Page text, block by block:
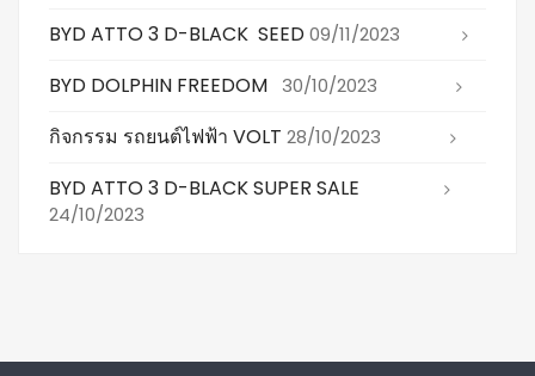
BYD ATTO 3 D-BLACK SEED09/11/2023
BYD DOLPHIN FREEDOM 30/10/2023
กิจกรรม รถยนต์ไฟฟ้า VOLT 28/10/2023
BYD ATTO 3 D-BLACK SUPER SALE
24/10/2023